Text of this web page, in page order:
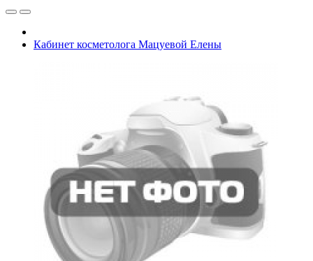
Кабинет косметолога Мацуевой Елены